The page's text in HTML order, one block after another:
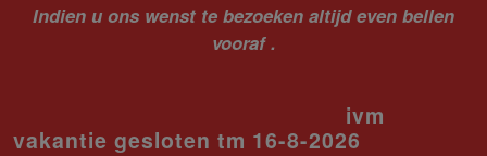
Indien u ons wenst te bezoeken altijd even bellen
vooraf .
ivm
vakantie gesloten tm 16-8-2026